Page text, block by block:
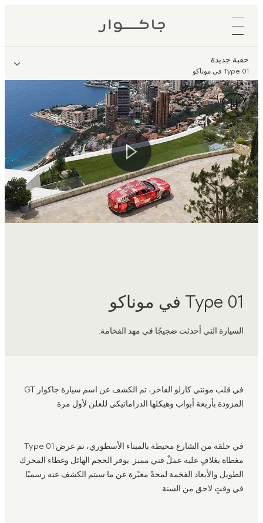
حقبة جديدة
Type 01 في موناكو
Type 01 في موناكو
السيارة التي أحدثت ضجيجًا في مهد الفخامة.
في قلب مونتي كارلو الفاخر، تم الكشف عن اسم سيارة جاكوار GT
المزودة بأربعة أبواب وهيكلها الدراماتيكي للعلن لأول مرة.
في حلقة من الشارع محيطة بالميناء الأسطوري، تم عرض Type 01
مغطاة بغلافٍ عليه عملٌ فني مميز. يوفر الحجم الهائل وغطاء المحرك
الطويل والأبعاد الفخمة لمحةً معبّرة عن ما سيتم الكشف عنه رسميًا
في وقتٍ لاحق من السنة.